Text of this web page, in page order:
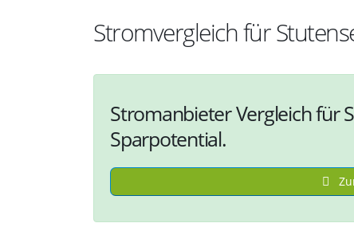
Stromvergleich für
Stromanbieter Vergleich für
Sparpotential.